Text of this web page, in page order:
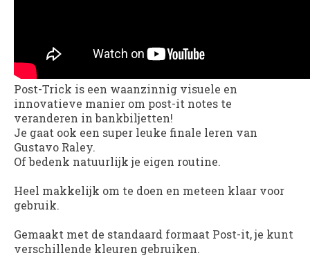
Post-Trick is een waanzinnig visuele en
innovatieve manier om post-it notes te
veranderen in bankbiljetten!
Je gaat ook een super leuke finale leren van
Gustavo Raley.
Of bedenk natuurlijk je eigen routine.
Heel makkelijk om te doen en meteen klaar voor
gebruik.
Gemaakt met de standaard formaat Post-it, je kunt
verschillende kleuren gebruiken.